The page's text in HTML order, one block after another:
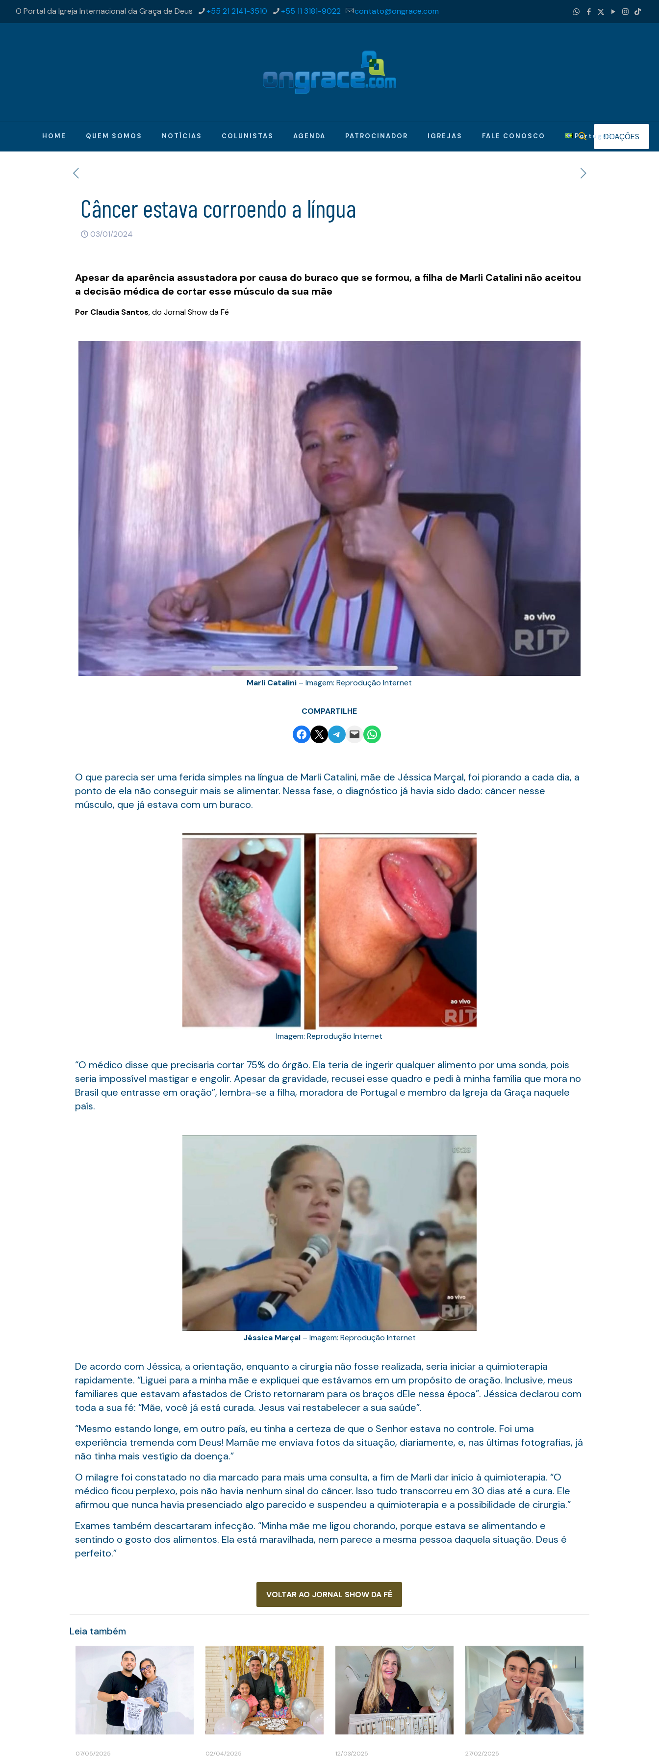
O Portal da Igreja Internacional da Graça de Deus +55 21 2141-3510 +55 11 3181-9022 contato@ongrace.com
HOME QUEM SOMOS NOTÍCIAS COLUNISTAS AGENDA PATROCINADOR IGREJAS FALE CONOSCO PortuguêsDOAÇÕES
Câncer estava corroendo a língua
03/01/2024
Apesar da aparência assustadora por causa do buraco que se formou, a filha de Marli Catalini não aceitou
a decisão médica de cortar esse músculo da sua mãe
Por Claudia Santos, do Jornal Show da Fé
Marli Catalini – Imagem: Reprodução Internet
COMPARTILHE
Share on Facebook
Email this PageShare on Telegram
Email this PageShare on WhatsApp
O que parecia ser uma ferida simples na língua de Marli Catalini, mãe de Jéssica Marçal, foi piorando a cada dia, a
ponto de ela não conseguir mais se alimentar. Nessa fase, o diagnóstico já havia sido dado: câncer nesse
músculo, que já estava com um buraco.
Imagem: Reprodução Internet
“O médico disse que precisaria cortar 75% do órgão. Ela teria de ingerir qualquer alimento por uma sonda, pois
seria impossível mastigar e engolir. Apesar da gravidade, recusei esse quadro e pedi à minha família que mora no
Brasil que entrasse em oração”, lembra-se a filha, moradora de Portugal e membro da Igreja da Graça naquele
país.
Jéssica Marçal– Imagem: Reprodução Internet
De acordo com Jéssica, a orientação, enquanto a cirurgia não fosse realizada, seria iniciar a quimioterapia
rapidamente. “Liguei para a minha mãe e expliquei que estávamos em um propósito de oração. Inclusive, meus
familiares que estavam afastados de Cristo retornaram para os braços dEle nessa época”. Jéssica declarou com
toda a sua fé: “Mãe, você já está curada. Jesus vai restabelecer a sua saúde”.
“Mesmo estando longe, em outro país, eu tinha a certeza de que o Senhor estava no controle. Foi uma
experiência tremenda com Deus! Mamãe me enviava fotos da situação, diariamente, e, nas últimas fotografias, já
não tinha mais vestígio da doença.”
O milagre foi constatado no dia marcado para mais uma consulta, a fim de Marli dar início à quimioterapia. “O
médico ficou perplexo, pois não havia nenhum sinal do câncer. Isso tudo transcorreu em 30 dias até a cura. Ele
afirmou que nunca havia presenciado algo parecido e suspendeu a quimioterapia e a possibilidade de cirurgia.”
Exames também descartaram infecção. “Minha mãe me ligou chorando, porque estava se alimentando e
sentindo o gosto dos alimentos. Ela está maravilhada, nem parece a mesma pessoa daquela situação. Deus é
perfeito.”
VOLTAR AO JORNAL SHOW DA FÉ
Leia também
07/05/2025 02/04/2025 12/03/2025 27/02/2025